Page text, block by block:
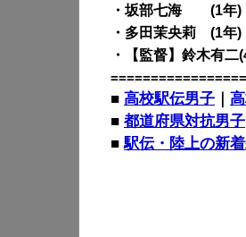
・坂部七海 (1年)
・多田茉央莉 (1年)
・【監督】鈴木有二
■ 高校駅伝男子 ｜
■ 都道府県対抗男子
■駅伝・陸上の新